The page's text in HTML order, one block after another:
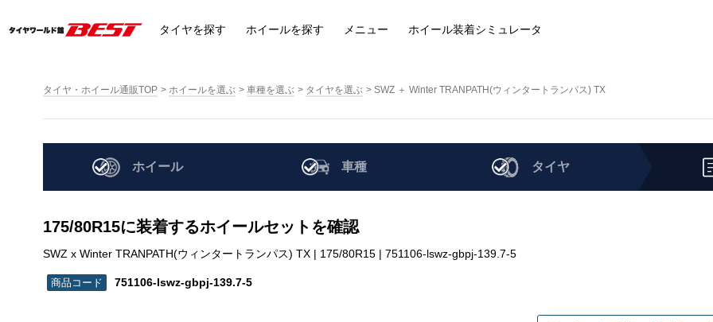
タイヤを探す ホイールを探す メニュー ホイール装着シミュレータ
タイヤ・ホイール通販TOP ホイールを選ぶ 車種を選ぶ タイヤを選ぶ SWZ ＋ Winter TRANPATH(ウィンタートランパス) TX
ホイール 車種 タイヤ
175/80R15に装着するホイールセットを確認
SWZ x Winter TRANPATH(ウィンタートランパス) TX | 175/80R15 | 751106-lswz-gbpj-139.7-5
751106-lswz-gbpj-139.7-5